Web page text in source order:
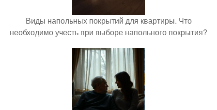
Виды напольных покрытий для квартиры. Что
необходимо учесть при выборе напольного покрытия?